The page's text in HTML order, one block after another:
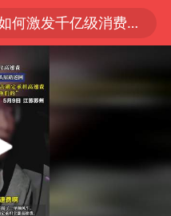
“电影+”如何激发千亿级消费新活力？
市委书记张毅恭被查
我国货物贸易进出口超30万亿元
敌张本智和
佛山通报笔试前13被淘汰后5名进体检
泰八月能滑雪”不实